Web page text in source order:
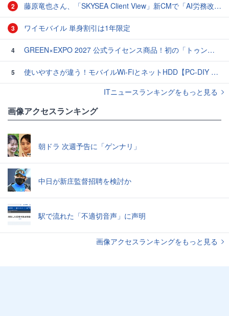
2 藤原竜也さん、「SKYSEA Client View」新CMで「AI労務改善」をアピール 働き方をAIが分析したら「すぐに休んで」と言われる？
3 ワイモバイル 単身割引は1年限定
4 GREEN×EXPO 2027 公式ライセンス商品！初の「トゥンクトゥンク」公式LINEスタンプ、販売開始
5
使いやすさが違う！モバイルWi-FiとネットHDD【PC-DIY 秋の陣】
ITニュースランキングをもっと見る
画像アクセスランキング
朝ドラ 次週予告に「ゲンナリ」
中日が新庄監督招聘を検討か
駅で流れた「不適切音声」に声明
画像アクセスランキングをもっと見る